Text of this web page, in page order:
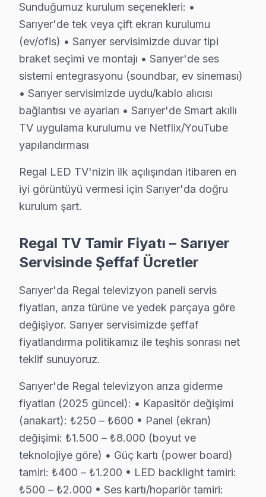
Regal TV Tamir Fiyatı – Sarıyer Servisinde
Sarıyer'da Regal televizyon paneli servis fiyatları,
Sarıyer'de Regal televizyon arıza giderme fiyatları
• Kapasitör değişimi (anakart): ₺250 – ₺600
• Panel (ekran) değişimi: ₺1.500 – ₺8.000 (boyut ve
• Güç kartı (power board) tamiri: ₺400 – ₺1.200
• LED backlight tamiri: ₺500 – ₺2.000
• Ses kartı/hoparlör tamiri: ₺300 – ₺700
• Yazılım güncelleme ve hata giderme: ₺200 – ₺500
• T-Con kartı değişimi: ₺350 – ₺900
• Sarıyer'de ücretsiz arıza teşhisi (tamir yapılırsa)
• Sarıyer servisimizde parça ve işçilik fiyatları ayrı
• Taksit seçeneği mevcuttur
Not: Sarıyer'de nihai fiyat, arıza teşhisinden sonra
Sarıyer Bölgesi ve Regal TV Desteği
İstanbul Avrupa Yakası içinde yer alan Sarıyer,
Sarıyer Mahalle Bazlı Regal TV Servis
Sarıyer genelinde Regal akıllı TV teknik servis
Ayazağa, Bahçeköy, Baltalimanı, Büyükdere,
Garipçe, Gümüşdere, Huzur, İstinye, Kazım
Pınar, Poligon, Ptt Evleri, Reşitpaşa, Rumelifeneri,
Sunduğumuz kurulum seçenekleri: •
Sarıyer'de tek veya çift ekran kurulumu
(ev/ofis) • Sarıyer servisimizde duvar tipi
braket seçimi ve montajı • Sarıyer'de ses
sistemi entegrasyonu (soundbar, ev sineması)
• Sarıyer servisimizde uydu/kablo alıcısı
bağlantısı ve ayarları • Sarıyer'de Smart akıllı
TV uygulama kurulumu ve Netflix/YouTube
yapılandırması
Regal LED TV'nizin ilk açılışından itibaren en
iyi görüntüyü vermesi için Sarıyer'da doğru
kurulum şart.
Regal TV Tamir Fiyatı – Sarıyer
Servisinde Şeffaf Ücretler
Sarıyer'da Regal televizyon paneli servis
fiyatları, arıza türüne ve yedek parçaya göre
değişiyor. Sarıyer servisimizde şeffaf
fiyatlandırma politikamız ile teşhis sonrası net
teklif sunuyoruz.
Sarıyer'de Regal televizyon arıza giderme
fiyatları (2025 güncel): • Kapasitör değişimi
(anakart): ₺250 – ₺600 • Panel (ekran)
değişimi: ₺1.500 – ₺8.000 (boyut ve
teknolojiye göre) • Güç kartı (power board)
tamiri: ₺400 – ₺1.200 • LED backlight tamiri:
₺500 – ₺2.000 • Ses kartı/hoparlör tamiri: